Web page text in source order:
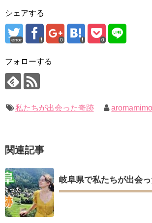
ソン・ヘギョ – ソンヘギョ キスまとめ
ハン・ヘジン 한혜진 – Still We (여전히 우
한가인 –
「ライフ・ オン・ マーズ」2019年11月2
(ENG SUB) Behind The Scene Hyun Bin
Jin-Crash Landing On You/ヒョンビン❤️ソンイェ
キングを一部公開（DVD-SET2特典映像より）
Powered by livedoor 相互RSS
九尾狐外伝 メイキング03 ハン・イェスル
チョ・ヒョンジェ 조현재 九尾狐外伝
キム・テヒの弟イ・ワン♥イ・ボミ、今
「まず熱く掃除せよ」女優キム・ユジョ
【裏芸能】キムユジョンの熱愛彼氏はあの
いでしょ？” Big News TV
幻の王女チャミョンゴ エンディング
か」出演で話題 Big News TV
Powered by livedoor 相互RSS
シェアする
error 0 0
フォローする
私たちが出会った奇跡
関連記事
岐阜県で私たちが出会っ